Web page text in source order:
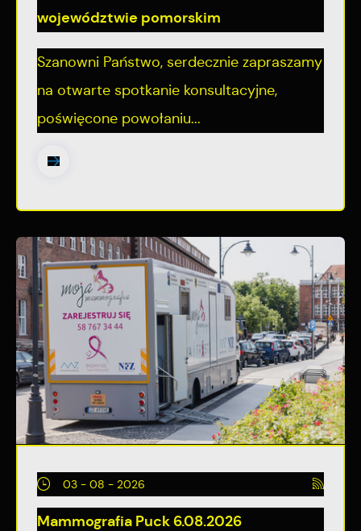
województwie pomorskim
Szanowni Państwo, serdecznie zapraszamy
na otwarte spotkanie konsultacyjne,
poświęcone powołaniu...
03 - 08 - 2026
Mammografia Puck 6.08.2026